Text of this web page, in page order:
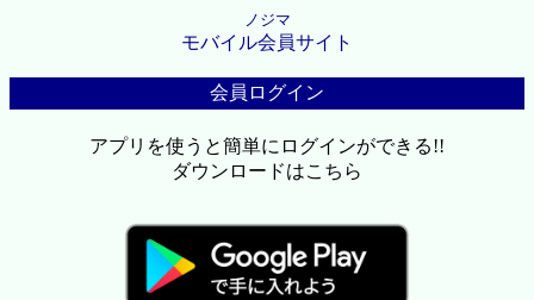
ノジマ
モバイル会員サイト
会員ログイン
アプリを使うと簡単にログインができる!!
ダウンロードはこちら